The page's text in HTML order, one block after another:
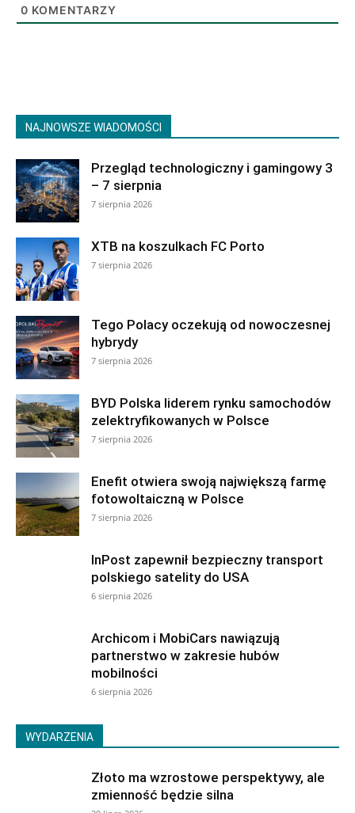
0 KOMENTARZY
NAJNOWSZE WIADOMOŚCI
Przegląd technologiczny i gamingowy 3
– 7 sierpnia
7 sierpnia 2026
XTB na koszulkach FC Porto
7 sierpnia 2026
Tego Polacy oczekują od nowoczesnej
hybrydy
7 sierpnia 2026
BYD Polska liderem rynku samochodów
zelektryfikowanych w Polsce
7 sierpnia 2026
Enefit otwiera swoją największą farmę
fotowoltaiczną w Polsce
7 sierpnia 2026
InPost zapewnił bezpieczny transport
polskiego satelity do USA
6 sierpnia 2026
Archicom i MobiCars nawiązują
partnerstwo w zakresie hubów
mobilności
6 sierpnia 2026
WYDARZENIA
Złoto ma wzrostowe perspektywy, ale
zmienność będzie silna